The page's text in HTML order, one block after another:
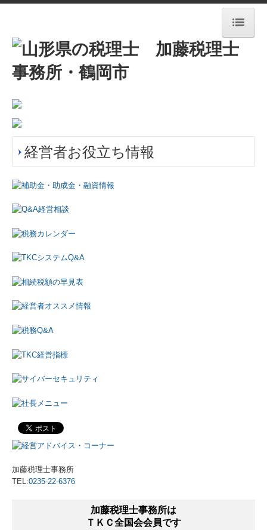
HOME
事務所紹介
業務案内
交通案内
料金について
セミナー・公募情報
関連リンク
リンク集
加藤税理士事務所
TEL:0235-22-6376
加藤税理士事務所は
ＴＫＣ全国会会員です
経営者お役立ち情報